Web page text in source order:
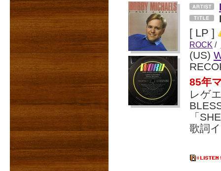
[ LP ]
ROCK /
(US)
85年
レゲ
「
歌詞